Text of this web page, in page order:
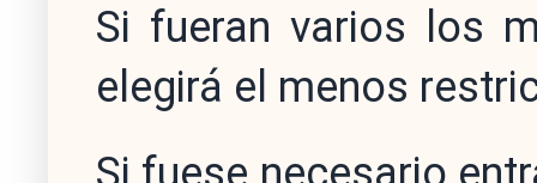
Si fueran varios los
elegirá el menos